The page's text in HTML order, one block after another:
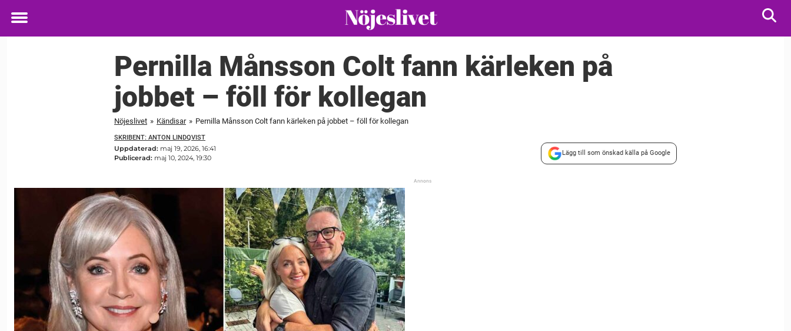
Toggle
Pernilla Månsson Colt fann kärleken på
jobbet – föll för kollegan
Nöjeslivet » Kändisar » Pernilla Månsson Colt fann kärleken på jobbet – föll för kollegan
SKRIBENT: ANTON LINDQVIST
Uppdaterad: maj 19, 2026, 16:41
Publicerad: maj 10, 2024, 19:30
Lägg till som önskad källa på Google